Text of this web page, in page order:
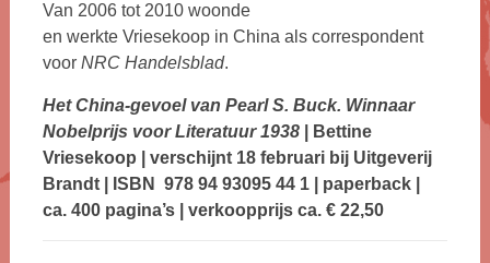
Van 2006 tot 2010 woonde
en werkte Vriesekoop in China als correspondent
voor NRC Handelsblad.
Het China-gevoel van Pearl S. Buck. Winnaar
Nobelprijs voor Literatuur 1938| Bettine
Vriesekoop | verschijnt 18 februari bij Uitgeverij
Brandt | ISBN 978 94 93095 44 1 | paperback |
ca. 400 pagina’s | verkoopprijs ca. € 22,50